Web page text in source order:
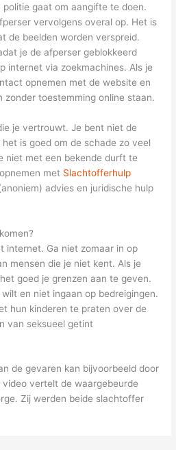
politie gaat om aangifte te doen.
vervolgens overal op. Het is
de beelden worden verspreid.
je de afperser geblokkeerd
internet via zoekmachines. Als je
opnemen met de website en
zonder toestemming online staan.
je vertrouwt. Je bent niet de
is goed om de schade zo veel
niet met een bekende durft te
met Slachtofferhulp
advies en juridische hulp
internet. Ga niet zomaar in op
mensen die je niet kent. Als je
goed je grenzen aan te geven.
en niet ingaan op bedreigingen.
hun kinderen te praten over de
van seksueel getint
de gevaren kan bijvoorbeeld door
video vertelt de waargebeurde
Zij werden beide slachtoffer